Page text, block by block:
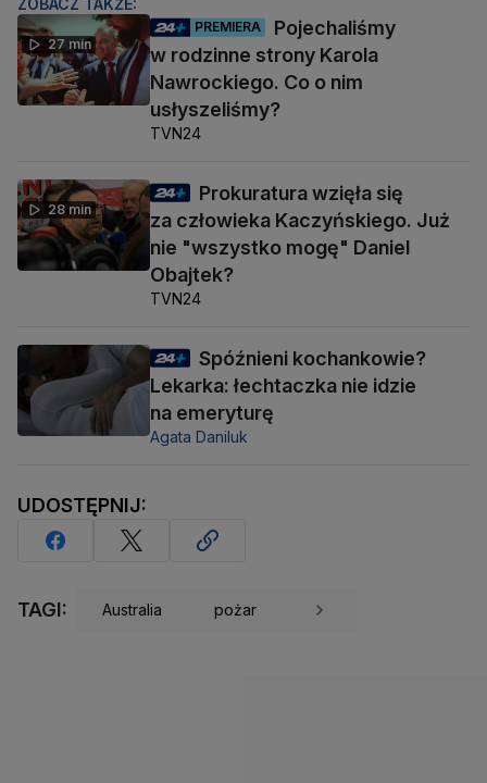
27 min
PREMIERA
Pojechaliśmy
w rodzinne strony Karola
Nawrockiego. Co o nim
usłyszeliśmy?
TVN24
28 min
Prokuratura wzięła się
za człowieka Kaczyńskiego. Już
nie "wszystko mogę" Daniel
Obajtek?
TVN24
Spóźnieni kochankowie?
Lekarka: łechtaczka nie idzie
na emeryturę
Agata Daniluk
UDOSTĘPNIJ:
TAGI: Australia pożar